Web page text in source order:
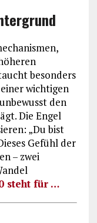
besonders
wichtigen
den
Die Engel
„Du bist
Gefühl der
– zwei
steht für …